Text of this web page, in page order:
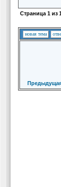
Страница 1из
новая тема